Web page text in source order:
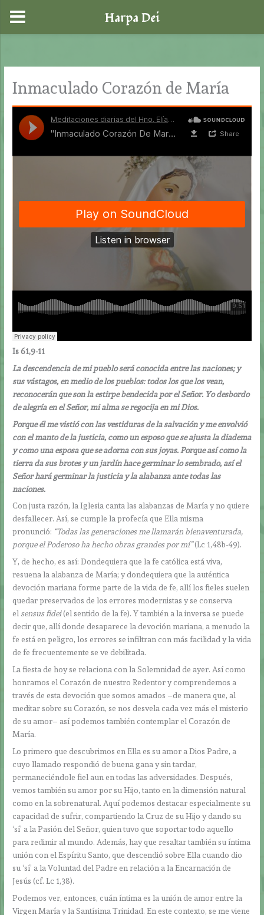
contenido
Inmaculado Corazón de María
Is 61,9-11
La descendencia de mi pueblo será conocida entre las naciones; y
sus vástagos, en medio de los pueblos: todos los que los vean,
reconocerán que son la estirpe bendecida por el Señor. Yo desbordo
de alegría en el Señor, mi alma se regocija en mi Dios.
Porque él me vistió con las vestiduras de la salvación y me envolvió
con el manto de la justicia, como un esposo que se ajusta la diadema
y como una esposa que se adorna con sus joyas. Porque así como la
tierra da sus brotes y un jardín hace germinar lo sembrado, así el
Señor hará germinar la justicia y la alabanza ante todas las
naciones.
Con justa razón, la Iglesia canta las alabanzas de María y no quiere
desfallecer. Así, se cumple la profecía que Ella misma
pronunció: “Todas las generaciones me llamarán bienaventurada,
porque el Poderoso ha hecho obras grandes por mí”(Lc 1,48b-49).
Y, de hecho, es así: Dondequiera que la fe católica está viva,
resuena la alabanza de María; y dondequiera que la auténtica
devoción mariana forme parte de la vida de fe, allí los fieles suelen
quedar preservados de los errores modernistas y se conserva
elsensus fidei(el sentido de la fe). Y también a la inversa se puede
decir que, allí donde desaparece la devoción mariana, a menudo la
fe está en peligro, los errores se infiltran con más facilidad y la vida
de fe frecuentemente se ve debilitada.
La fiesta de hoy se relaciona con la Solemnidad de ayer. Así como
honramos el Corazón de nuestro Redentor y comprendemos a
través de esta devoción que somos amados –de manera que, al
meditar sobre su Corazón, se nos desvela cada vez más el misterio
de su amor– así podemos también contemplar el Corazón de
María.
Lo primero que descubrimos en Ella es su amor a Dios Padre, a
cuyo llamado respondió de buena gana y sin tardar,
permaneciéndole fiel aun en todas las adversidades. Después,
vemos también su amor por su Hijo, tanto en la dimensión natural
como en la sobrenatural. Aquí podemos destacar especialmente su
capacidad de sufrir, compartiendo la Cruz de su Hijo y dando su
‘sí’ a la Pasión del Señor, quien tuvo que soportar todo aquello
para redimir al mundo. Además, hay que resaltar también su íntima
unión con el Espíritu Santo, que descendió sobre Ella cuando dio
su ‘sí’ a la Voluntad del Padre en relación a la Encarnación de
Jesús (cf. Lc 1,38).
Podemos ver, entonces, cuán íntima es la unión de amor entre la
Virgen María y la Santísima Trinidad. En este contexto, se me viene
Harpa Dei